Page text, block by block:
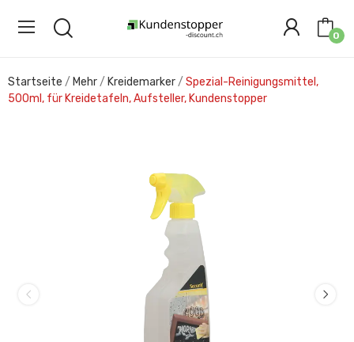
0
Startseite Mehr Kreidemarker
Spezial-Reinigungsmittel,
500ml, für Kreidetafeln, Aufsteller, Kundenstopper